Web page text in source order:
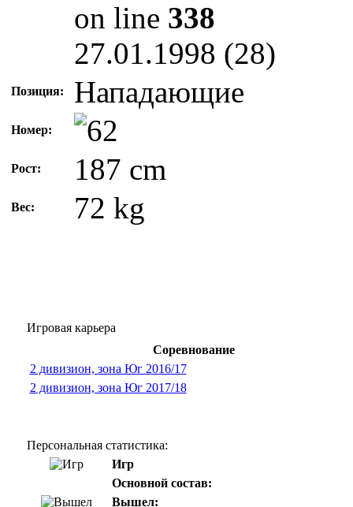
on line 338
27.01.1998 (28)
Позиция: Нападающие
Номер:
Рост: 187 cm
Вес: 72 kg
Игровая карьера
Соревнование
2 дивизион, зона Юг 2016/17
2 дивизион, зона Юг 2017/18
Персональная статистика:
Игр
Основной состав:
Вышел: